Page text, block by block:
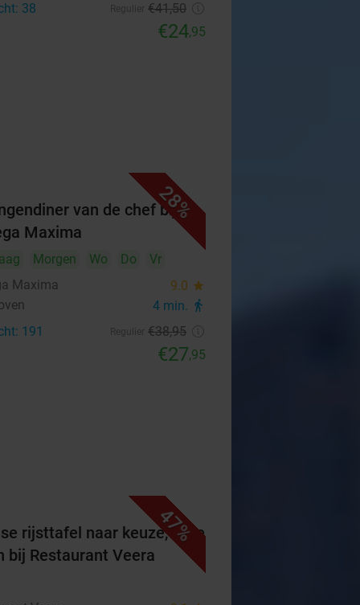
38 €41,50
€24,95
28%
van de chef bij
Maxima
Morgen Wo Do
Vr
Maxima
9.0 star
4 min. directions_walk
191 €38,95
€27,95
47%
rijsttafel naar keuze, af te
bij Restaurant Veera